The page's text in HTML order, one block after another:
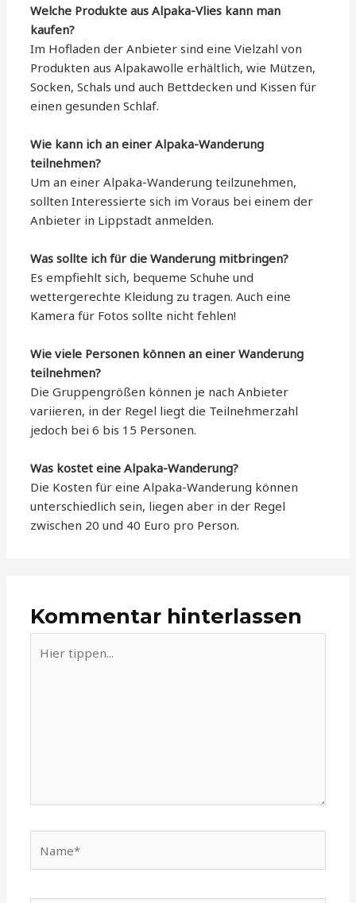
Welche Produkte aus Alpaka-Vlies kann man
kaufen?
Im Hofladen der Anbieter sind eine Vielzahl von
Produkten aus Alpakawolle erhältlich, wie Mützen,
Socken, Schals und auch Bettdecken und Kissen für
einen gesunden Schlaf.
Wie kann ich an einer Alpaka-Wanderung
teilnehmen?
Um an einer Alpaka-Wanderung teilzunehmen,
sollten Interessierte sich im Voraus bei einem der
Anbieter in Lippstadt anmelden.
Was sollte ich für die Wanderung mitbringen?
Es empfiehlt sich, bequeme Schuhe und
wettergerechte Kleidung zu tragen. Auch eine
Kamera für Fotos sollte nicht fehlen!
Wie viele Personen können an einer Wanderung
teilnehmen?
Die Gruppengrößen können je nach Anbieter
variieren, in der Regel liegt die Teilnehmerzahl
jedoch bei 6 bis 15 Personen.
Was kostet eine Alpaka-Wanderung?
Die Kosten für eine Alpaka-Wanderung können
unterschiedlich sein, liegen aber in der Regel
zwischen 20 und 40 Euro pro Person.
Kommentar hinterlassen
tippen...